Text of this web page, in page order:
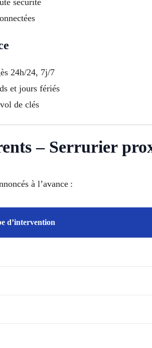
sécurité
24h/24, 7j/7
et jours fériés
de clés
– Serrurier
à l’avance :
d’intervention